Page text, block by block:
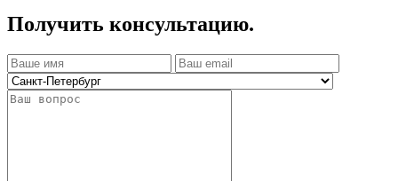
Получить консультацию.